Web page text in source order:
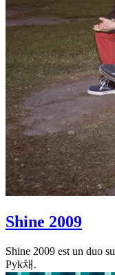
Shine 2009
Shine 2009 est un duo
Pyk채.